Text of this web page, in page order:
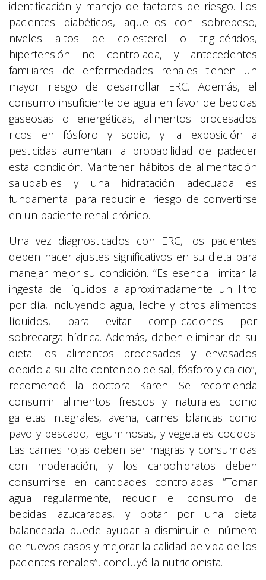
identificación y manejo de factores de riesgo. Los
pacientes diabéticos, aquellos con sobrepeso,
niveles altos de colesterol o triglicéridos,
hipertensión no controlada, y antecedentes
familiares de enfermedades renales tienen un
mayor riesgo de desarrollar ERC. Además, el
consumo insuficiente de agua en favor de bebidas
gaseosas o energéticas, alimentos procesados
ricos en fósforo y sodio, y la exposición a
pesticidas aumentan la probabilidad de padecer
esta condición. Mantener hábitos de alimentación
saludables y una hidratación adecuada es
fundamental para reducir el riesgo de convertirse
en un paciente renal crónico.
Una vez diagnosticados con ERC, los pacientes
deben hacer ajustes significativos en su dieta para
manejar mejor su condición. ‘’Es esencial limitar la
ingesta de líquidos a aproximadamente un litro
por día, incluyendo agua, leche y otros alimentos
líquidos, para evitar complicaciones por
sobrecarga hídrica. Además, deben eliminar de su
dieta los alimentos procesados y envasados
debido a su alto contenido de sal, fósforo y calcio’’,
recomendó la doctora Karen. Se recomienda
consumir alimentos frescos y naturales como
galletas integrales, avena, carnes blancas como
pavo y pescado, leguminosas, y vegetales cocidos.
Las carnes rojas deben ser magras y consumidas
con moderación, y los carbohidratos deben
consumirse en cantidades controladas. ‘’Tomar
agua regularmente, reducir el consumo de
bebidas azucaradas, y optar por una dieta
balanceada puede ayudar a disminuir el número
de nuevos casos y mejorar la calidad de vida de los
pacientes renales’’, concluyó la nutricionista.